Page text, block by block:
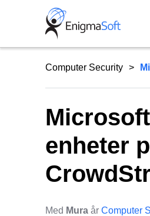
Computer Security
enheter
Med Mura år Computer